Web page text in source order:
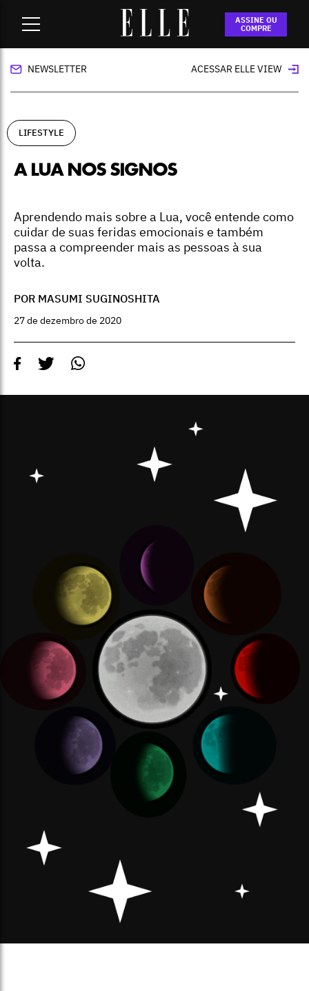
ASSINE OU
COMPRE
A lua nos signos
NEWSLETTER ACESSAR ELLE VIEW
LIFESTYLE
A LUA NOS SIGNOS
Aprendendo mais sobre a Lua, você entende como
cuidar de suas feridas emocionais e também
passa a compreender mais as pessoas à sua
volta.
POR MASUMI SUGINOSHITA
27 de dezembro de 2020